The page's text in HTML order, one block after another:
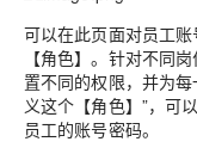
可以在此页面对员工
【角色】。针对不同
置不同的权限，并为
义这个【角色】”，可
员工的账号密码。